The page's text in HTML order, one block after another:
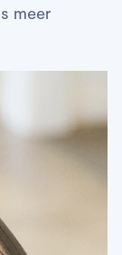
meer